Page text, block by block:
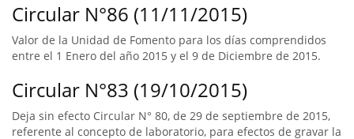
Circular N°86 (11/11/2015)
Valor de la Unidad de Fomento para los días comprendidos
entre el 1 Enero del año 2015 y el 9 de Diciembre de 2015.
Circular N°83 (19/10/2015)
Deja sin efecto Circular N° 80, de 29 de septiembre de 2015,
referente al concepto de laboratorio, para efectos de gravar la